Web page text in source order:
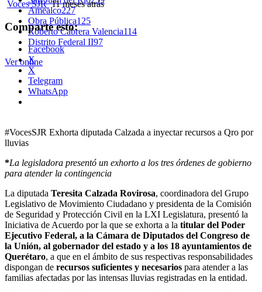
Amealco227
Obra Pública125
Roberto Cabrera Valencia114
Distrito Federal II97
Ver online
Voces SJR11 meses atrás
Comparte esto:
Facebook
X
X
Telegram
WhatsApp
#VocesSJR Exhorta diputada Calzada a inyectar recursos a Qro por
lluvias
*La legisladora presentó un exhorto a los tres órdenes de gobierno
para atender la contingencia
La diputada Teresita Calzada Rovirosa, coordinadora del Grupo
Legislativo de Movimiento Ciudadano y presidenta de la Comisión
de Seguridad y Protección Civil en la LXI Legislatura, presentó la
Iniciativa de Acuerdo por la que se exhorta a la titular del Poder
Ejecutivo Federal, a la Cámara de Diputados del Congreso de
la Unión, al gobernador del estado y a los 18 ayuntamientos de
Querétaro, a que en el ámbito de sus respectivas responsabilidades
dispongan de recursos suficientes y necesarios para atender a las
familias afectadas por las intensas lluvias registradas en la entidad.